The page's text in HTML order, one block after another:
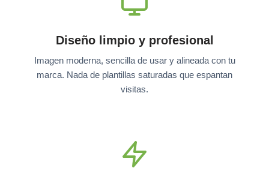
Diseño limpio y profesional
Imagen moderna, sencilla de usar y alineada con tu
marca. Nada de plantillas saturadas que espantan
visitas.